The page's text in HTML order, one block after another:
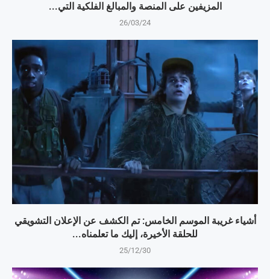
المزيفين على المنصة والمبالغ الفلكية التي...
26/03/24
أشياء غريبة الموسم الخامس: تم الكشف عن الإعلان التشويقي
للحلقة الأخيرة، إليك ما تعلمناه...
25/12/30